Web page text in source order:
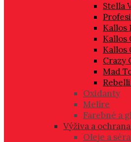
Stella
Kallos
Kallos
Kallos
Crazy
Mad
Oxidanty
Melíre
Farebné a
Výživa a
Oleje a